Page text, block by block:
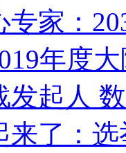
专家：
年度
发起人
来了：